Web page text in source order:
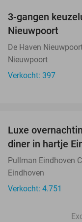
3-gangen
Nieuwpoort
De Haven
Nieuwpoort
Verkocht: 397
Luxe
diner in hartje
Pullman Eindhoven
Eindhoven
Verkocht: 4.751